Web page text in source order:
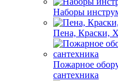
Наборы
Пена, Краски,
Пожарное
сантехника